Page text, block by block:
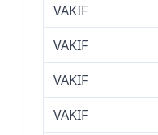
VAKIF
VAKIF
VAKIF
VAKIF